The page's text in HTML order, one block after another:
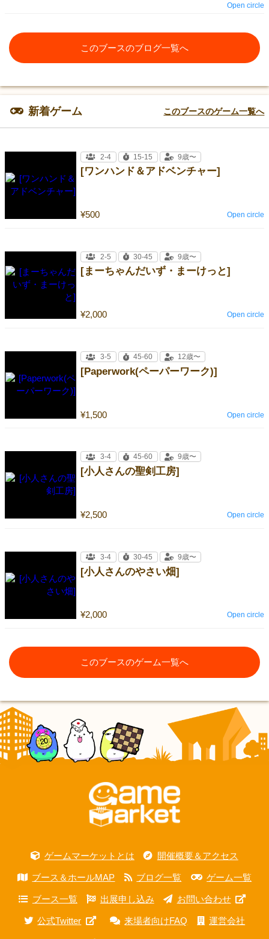
Open circle
このブースのブログ一覧へ
新着ゲーム このブースのゲーム一覧へ
[ワンハンド＆アドベンチャー]
¥500
2-4 15-15 9歳〜
Open circle
[まーちゃんだいず・まーけっと]
¥2,000
2-5 30-45 9歳〜
Open circle
[Paperwork(ペーパーワーク)]
¥1,500
3-5 45-60 12歳〜
Open circle
[小人さんの聖剣工房]
¥2,500
3-4 45-60 9歳〜
Open circle
[小人さんのやさい畑]
¥2,000
3-4 30-45 9歳〜
Open circle
このブースのゲーム一覧へ
ゲームマーケットとは 開催概要＆アクセス
ブース＆ホールMAP ブログ一覧 ゲーム一覧
ブース一覧 出展申し込み お問い合わせ
公式Twitter 来場者向けFAQ 運営会社